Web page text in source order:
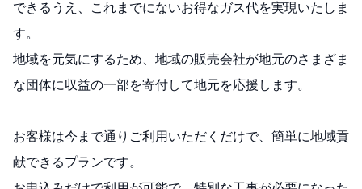
できるうえ、これまでにないお得なガス代を実現いたしま
す。
地域を元気にするため、地域の販売会社が地元のさまざま
な団体に収益の一部を寄付して地元を応援します。
お客様は今まで通りご利用いただくだけで、簡単に地域貢
献できるプランです。